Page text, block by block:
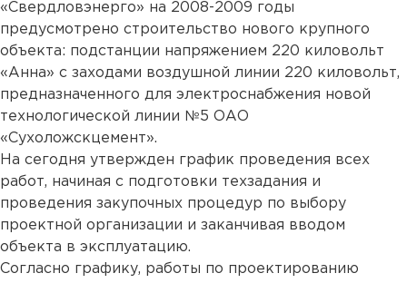
«Свердловэнерго» на 2008-2009 годы
предусмотрено строительство нового крупного
объекта: подстанции напряжением 220 киловольт
«Анна» с заходами воздушной линии 220 киловольт,
предназначенного для электроснабжения новой
технологической линии №5 ОАО
«Сухоложскцемент».
На сегодня утвержден график проведения всех
работ, начиная с подготовки техзадания и
проведения закупочных процедур по выбору
проектной организации и заканчивая вводом
объекта в эксплуатацию.
Согласно графику, работы по проектированию